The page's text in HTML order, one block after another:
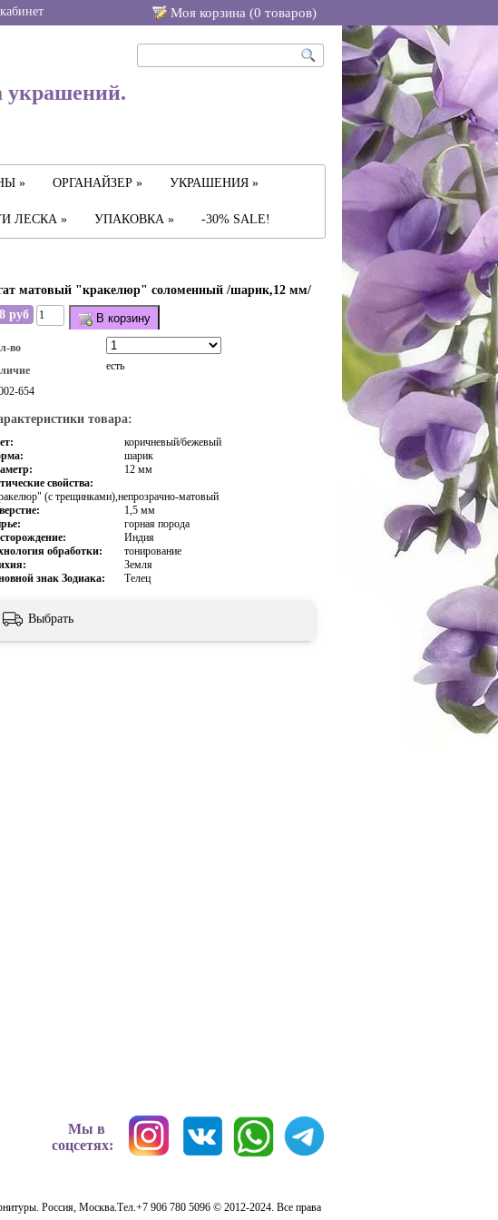
Моя корзина (0 товаров)
украшений.
» ОРГАНАЙЗЕР » УКРАШЕНИЯ »
ЛЕСКА » УПАКОВКА » -30% SALE!
матовый "кракелюр" соломенный /шарик,12 мм/
руб
В корзину
во
есть
654
товара:
коричневый/бежевый
шарик
12 мм
свойства:
(с трещинками),непрозрачно-матовый
1,5 мм
горная порода
Индия
обработки:
тонирование
Земля
знак Зодиака:
Телец
Выбрать
Мы в
соцсетях:
Россия, Москва.Тел.+7 906 780 5096 © 2012-2024. Все права